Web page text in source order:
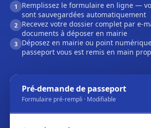
1
Remplissez le formulaire en ligne —
sont sauvegardées automatiquement
2 Recevez votre dossier complet par e-
documents à déposer en mairie
3 Déposez en mairie ou point
passeport vous est remis en main
Pré-demande de passeport
Formulaire pré-rempli · Modifiable